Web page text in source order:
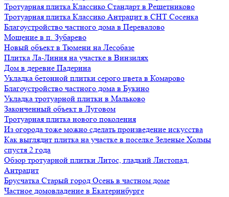
Тротуарная плитка Классико Стандарт в Решетниково
Тротуарная плитка Классико Антрацит в СНТ Сосенка
Благоустройство частного дома в Перевалово
Мощение в п. Зубарево
Новый объект в Тюмени на Лесобазе
Плитка Ла-Линия на участке в Винзилях
Дом в деревне Падерина
Укладка бетонной плитки серого цвета в Комарово
Благоустройство частного дома в Букино
Укладка тротуарной плитки в Мальково
Законченный объект в Луговом
Тротуарная плитка нового поколения
Из огорода тоже можно сделать произведение искусства
Как выглядит плитка на участке в поселке Зеленые Холмы
спустя 2 года
Обзор тротуарной плитки Литос, гладкий Листопад,
Антрацит
Брусчатка Старый город Осень в частном доме
Частное домовладение в Екатеринбурге